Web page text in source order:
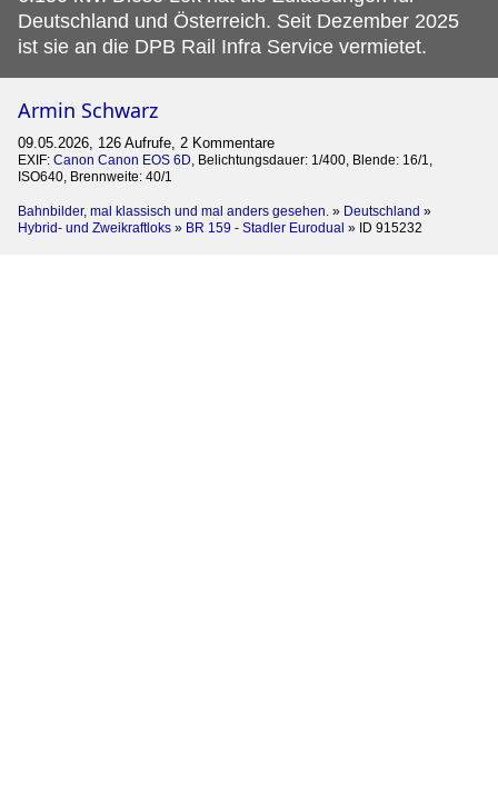
Deutschland und Österreich. Seit Dezember 2025
ist sie an die DPB Rail Infra Service vermietet.
Armin Schwarz
09.05.2026, 126 Aufrufe, 2 Kommentare
EXIF: Canon Canon EOS 6D, Belichtungsdauer: 1/400, Blende: 16/1,
ISO640, Brennweite: 40/1
Bahnbilder, mal klassisch und mal anders gesehen. » Deutschland »
Hybrid- und Zweikraftloks » BR 159 - Stadler Eurodual » ID 915232